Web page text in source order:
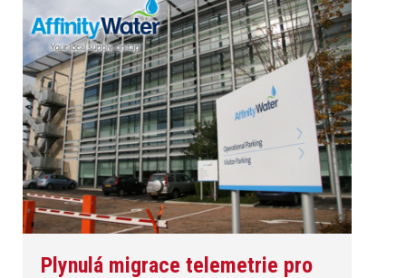
Plynulá migrace telemetrie pro